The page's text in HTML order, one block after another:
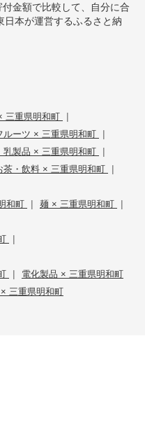
金額で比較して、自分に合
日本が運営するふるさと納
三重県明和町 |
ルーツ × 三重県明和町 |
乳製品 × 三重県明和町 |
茶・飲料 × 三重県明和町 |
和町 | 麺 × 三重県明和町 |
|
| 電化製品 × 三重県明和町
三重県明和町